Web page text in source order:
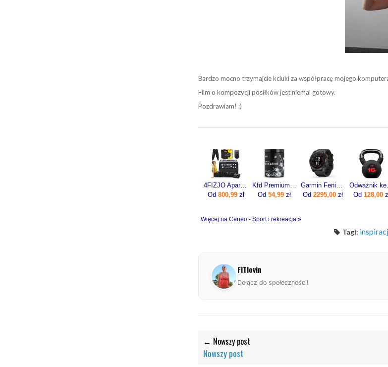
Bardzo mocno trzymajcie kciuki za współpracę mojego
Film o kompozycji posiłków jest niemal gotowy.
Pozdrawiam! :)
4FIZJO Aparat Do Drenażu Limfatycznego Med C6 (6-Komorowy 6 Trybów)
Od 800,99zł
Kfd Premium Creatine 500g
Od 54,99 zł
Garmin Fenix 7x Pro Solar Szaro-czarny (0100-2778-01)
Od 2295,00 zł
Od 128,00
Więcej na Ceneo - Sport i rekreacja »
Tagi:
FITlovin
Dołącz do społeczności!
← Nowszy post
Nowszy post